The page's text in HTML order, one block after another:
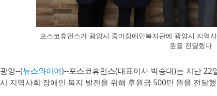
포스코휴먼스가 광양시 중마장애인복지관에 광양시 지역
원을 전달했다
광양--(뉴스와이어)--포스코휴먼스(대표이사 박승대)는 지난
시 지역사회 장애인 복지 발전을 위해 후원금 500만 원을 전달